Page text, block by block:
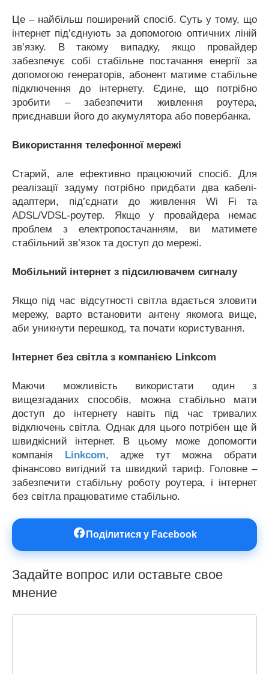
Це – найбільш поширений спосіб. Суть у тому, що
інтернет під’єднують за допомогою оптичних ліній
зв’язку. В такому випадку, якщо провайдер
забезпечує собі стабільне постачання енергії за
допомогою генераторів, абонент матиме стабільне
підключення до інтернету. Єдине, що потрібно
зробити – забезпечити живлення роутера,
приєднавши його до акумулятора або повербанка.
Використання телефонної мережі
Старий, але ефективно працюючий спосіб. Для
реалізації задуму потрібно придбати два кабелі-
адаптери, під’єднати до живлення Wi Fi та
ADSL/VDSL-роутер. Якщо у провайдера немає
проблем з електропостачанням, ви матимете
стабільний зв’язок та доступ до мережі.
Мобільний інтернет з підсилювачем сигналу
Якщо під час відсутності світла вдається зловити
мережу, варто встановити антену якомога вище,
аби уникнути перешкод, та почати користування.
Інтернет без світла з компанією Linkcom
Маючи можливість використати один з
вищезгаданих способів, можна стабільно мати
доступ до інтернету навіть під час тривалих
відключень світла. Однак для цього потрібен ще й
швидкісний інтернет. В цьому може допомогти
компанія Linkcom, адже тут можна обрати
фінансово вигідний та швидкий тариф. Головне –
забезпечити стабільну роботу роутера, і інтернет
без світла працюватиме стабільно.
Поділитися у Facebook
Задайте вопрос или оставьте свое
мнение